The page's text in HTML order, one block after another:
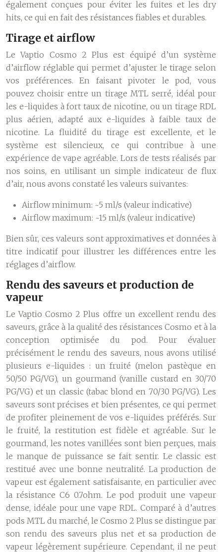
également conçues pour éviter les fuites et les dry
hits, ce qui en fait des résistances fiables et durables.
Tirage et airflow
Le Vaptio Cosmo 2 Plus est équipé d’un système
d’airflow réglable qui permet d’ajuster le tirage selon
vos préférences. En faisant pivoter le pod, vous
pouvez choisir entre un tirage MTL serré, idéal pour
les e-liquides à fort taux de nicotine, ou un tirage RDL
plus aérien, adapté aux e-liquides à faible taux de
nicotine. La fluidité du tirage est excellente, et le
système est silencieux, ce qui contribue à une
expérience de vape agréable. Lors de tests réalisés par
nos soins, en utilisant un simple indicateur de flux
d’air, nous avons constaté les valeurs suivantes:
Airflow minimum: ~5 ml/s (valeur indicative)
Airflow maximum: ~15 ml/s (valeur indicative)
Bien sûr, ces valeurs sont approximatives et données à
titre indicatif pour illustrer les différences entre les
réglages d’airflow.
Rendu des saveurs et production de
vapeur
Le Vaptio Cosmo 2 Plus offre un excellent rendu des
saveurs, grâce à la qualité des résistances Cosmo et à la
conception optimisée du pod. Pour évaluer
précisément le rendu des saveurs, nous avons utilisé
plusieurs e-liquides : un fruité (melon pastèque en
50/50 PG/VG), un gourmand (vanille custard en 30/70
PG/VG) et un classic (tabac blond en 70/30 PG/VG). Les
saveurs sont précises et bien présentes, ce qui permet
de profiter pleinement de vos e-liquides préférés. Sur
le fruité, la restitution est fidèle et agréable. Sur le
gourmand, les notes vanillées sont bien perçues, mais
le manque de puissance se fait sentir. Le classic est
restitué avec une bonne neutralité. La production de
vapeur est également satisfaisante, en particulier avec
la résistance C6 0.7ohm. Le pod produit une vapeur
dense, idéale pour une vape RDL. Comparé à d’autres
pods MTL du marché, le Cosmo 2 Plus se distingue par
son rendu des saveurs plus net et sa production de
vapeur légèrement supérieure. Cependant, il ne peut